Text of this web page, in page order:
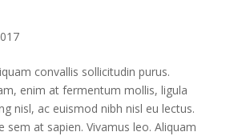
convallis sollicitudin purus.
enim at fermentum mollis, ligula
nisl, ac euismod nibh nisl eu lectus.
sem at sapien. Vivamus leo. Aliquam